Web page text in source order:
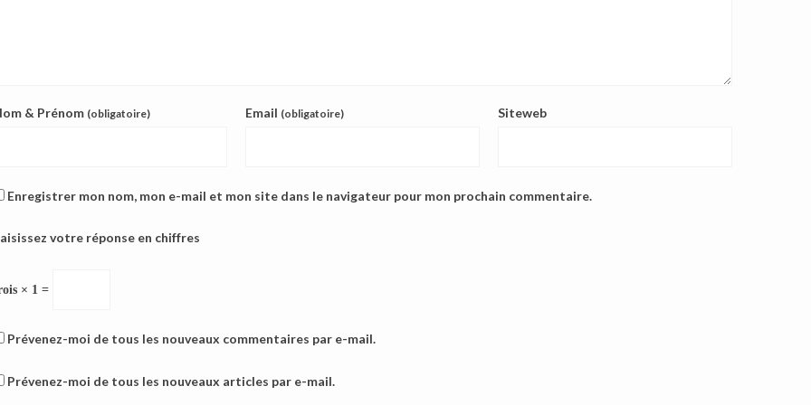
& Prénom (obligatoire) Email (obligatoire) Siteweb
Enregistrer mon nom, mon e-mail et mon site dans le navigateur pour mon prochain commentaire.
votre réponse en chiffres
× 1 =
Prévenez-moi de tous les nouveaux commentaires par e-mail.
Prévenez-moi de tous les nouveaux articles par e-mail.